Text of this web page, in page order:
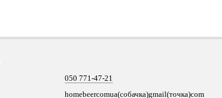
050 771-47-21
homebeercomua(собачка)gmail(точка)com